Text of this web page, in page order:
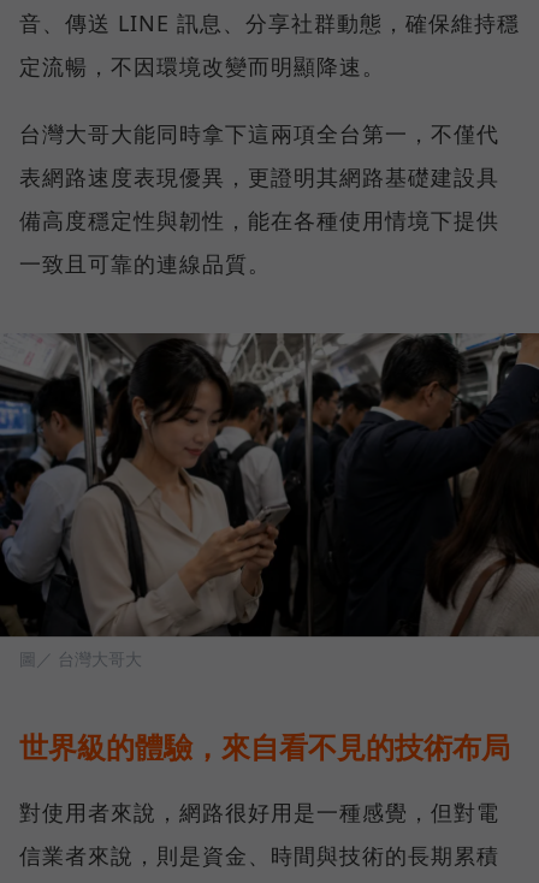
音、傳送 LINE 訊息、分享社群動態，確保維持穩
定流暢，不因環境改變而明顯降速。
台灣大哥大能同時拿下這兩項全台第一，不僅代
表網路速度表現優異，更證明其網路基礎建設具
備高度穩定性與韌性，能在各種使用情境下提供
一致且可靠的連線品質。
圖／ 台灣大哥大
世界級的體驗，來自看不見的技術布局
對使用者來說，網路很好用是一種感覺，但對電
信業者來說，則是資金、時間與技術的長期累積